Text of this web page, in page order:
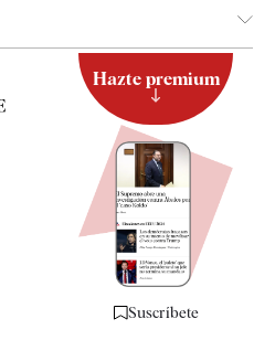
Hazte premium
Suscríbete